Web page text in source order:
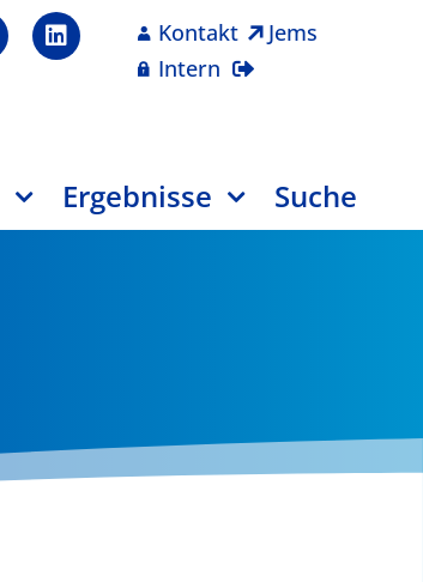
Kontakt
Jems
Intern
Ergebnisse Suche